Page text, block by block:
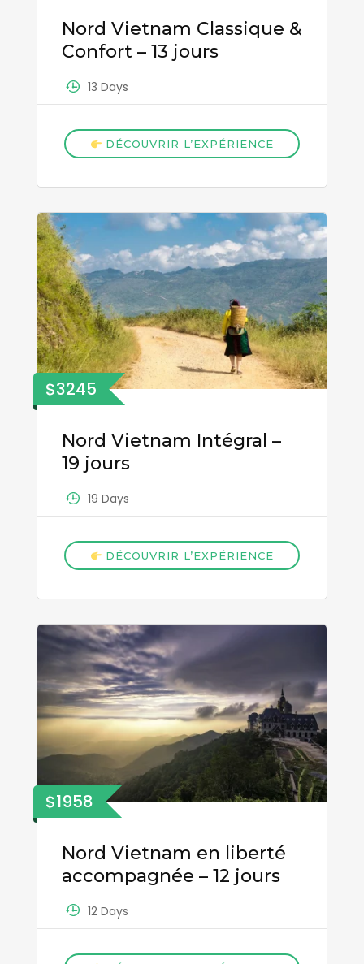
Nord Vietnam Classique &
Confort – 13 jours
13 Days
DÉCOUVRIR L’EXPÉRIENCE
$3245
Nord Vietnam Intégral –
19 jours
19 Days
DÉCOUVRIR L’EXPÉRIENCE
$1958
Nord Vietnam en liberté
accompagnée – 12 jours
12 Days